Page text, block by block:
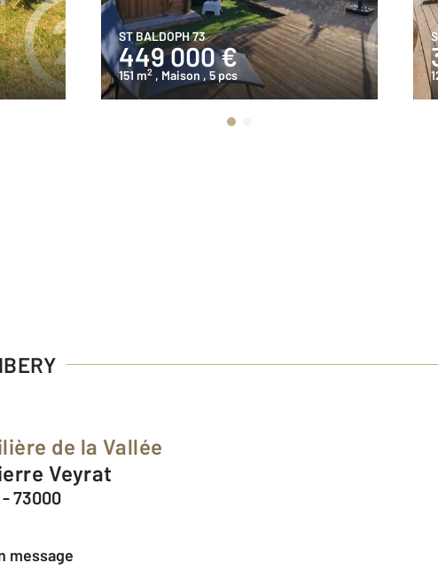
ST BALDOPH 73
449 000 €
151 m2 , Maison , 5 pcs
de la Vallée
Veyrat
- 73000
message